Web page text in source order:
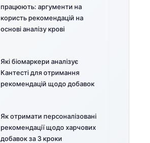
працюють: аргументи на
користь рекомендацій на
основі аналізу крові
Які біомаркери аналізує
Кантесті для отримання
рекомендацій щодо добавок
Як отримати персоналізовані
рекомендації щодо харчових
добавок за 3 кроки